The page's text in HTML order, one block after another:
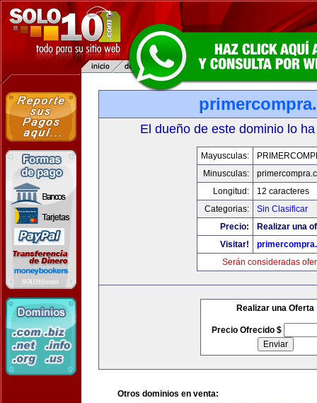
El dueño de este dominio lo
Mayusculas:
Minusculas:
Longitud:
12 caracteres
Categorias:
Sin Clasificar
Precio:
Realizar una
Visitar!
Serán consideradas
Realizar una Oferta
Precio Ofrecido $
Otros dominios en venta: